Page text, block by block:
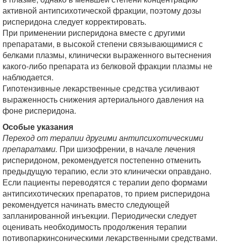
активной антипсихотической фракции, поэтому дозы
рисперидона следует корректировать.
При применении рисперидона вместе с другими
препаратами, в высокой степени связывающимися с
белками плазмы, клинически выраженного вытеснения
какого-либо препарата из белковой фракции плазмы не
наблюдается.
Гипотензивные лекарственные средства усиливают
выраженность снижения артериального давления на
фоне рисперидона.
Особые указания
Переход от терапии другими антипсихотическими
препаратами. При шизофрении, в начале лечения
рисперидоном, рекомендуется постепенно отменить
предыдущую терапию, если это клинически оправдано.
Если пациенты переводятся с терапии депо формами
антипсихотических препаратов, то прием рисперидона
рекомендуется начинать вместо следующей
запланированной инъекции. Периодически следует
оценивать необходимость продолжения терапии
потивопаркинсоническими лекарственными средствами.